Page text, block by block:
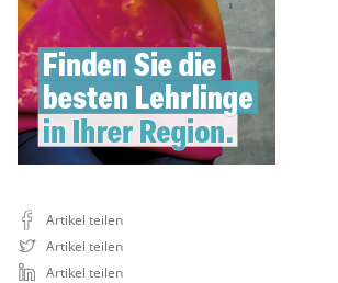
Artikel teilen
Artikel teilen
Artikel teilen